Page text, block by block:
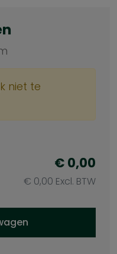
niet te
€ 0,00
€ 0,00 Excl. BTW